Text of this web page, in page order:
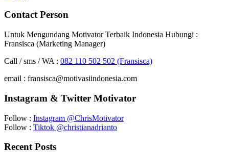
Contact Person
Untuk Mengundang Motivator Terbaik Indonesia Hubungi :
Fransisca (Marketing Manager)
Call / sms / WA : 082 110 502 502 (Fransisca)
email : fransisca@motivasiindonesia.com
Instagram & Twitter Motivator
Follow : Instagram @ChrisMotivator
Follow : Tiktok @christianadrianto
Recent Posts